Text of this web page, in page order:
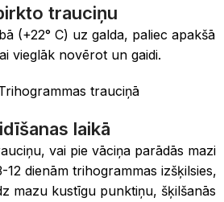
trauciņu
(+22° C) uz galda, paliec apakšā
vieglāk novērot un gaidi.
laikā
vai pie vāciņa parādās mazi
12 dienām trihogrammas izšķilsies,
mazu kustīgu punktiņu, šķilšanās